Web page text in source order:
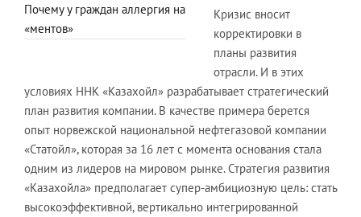
Почему у граждан аллергия на
«ментов»
Кризис вносит
корректировки в
планы развития
отрасли. И в этих
условиях ННК «Казахойл» разрабатывает стратегический
план развития компании. В качестве примера берется
опыт норвежской национальной нефтегазовой компании
«Статойл», которая за 16 лет с момента основания стала
одним из лидеров на мировом рынке. Стратегия развития
«Казахойла» предполагает супер-амбициозную цель: стать
высокоэффективной, вертикально интегрированной